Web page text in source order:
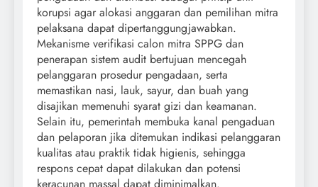
korupsi agar alokasi anggaran dan pemilihan mitra
pelaksana dapat dipertanggungjawabkan.
Mekanisme verifikasi calon mitra SPPG dan
penerapan sistem audit bertujuan mencegah
pelanggaran prosedur pengadaan, serta
memastikan nasi, lauk, sayur, dan buah yang
disajikan memenuhi syarat gizi dan keamanan.
Selain itu, pemerintah membuka kanal pengaduan
dan pelaporan jika ditemukan indikasi pelanggaran
kualitas atau praktik tidak higienis, sehingga
respons cepat dapat dilakukan dan potensi